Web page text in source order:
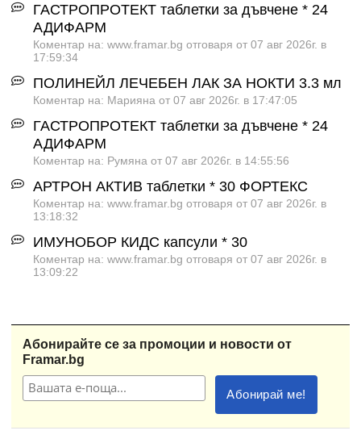
ГАСТРОПРОТЕКТ таблетки за дъвчене * 24
АДИФАРМ
Коментар на: www.framar.bg отговаря от 07 авг 2026г. в
17:59:34
ПОЛИНЕЙЛ ЛЕЧЕБЕН ЛАК ЗА НОКТИ 3.3 мл
Коментар на: Марияна от 07 авг 2026г. в 17:47:05
ГАСТРОПРОТЕКТ таблетки за дъвчене * 24
АДИФАРМ
Коментар на: Румяна от 07 авг 2026г. в 14:55:56
АРТРОН АКТИВ таблетки * 30 ФОРТЕКС
Коментар на: www.framar.bg отговаря от 07 авг 2026г. в
13:18:32
ИМУНОБОР КИДС капсули * 30
Коментар на: www.framar.bg отговаря от 07 авг 2026г. в
13:09:22
Абонирайте се за промоции и новости от
Framar.bg